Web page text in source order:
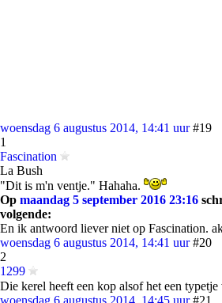
woensdag 6 augustus 2014, 14:41 uur #19
1
Fascination
La Bush
"Dit is m'n ventje." Hahaha.
Op maandag 5 september 2016 23:16
volgende:
En ik antwoord liever niet op Fascination.
woensdag 6 augustus 2014, 14:41 uur #20
2
1299
Die kerel heeft een kop alsof het een
woensdag 6 augustus 2014, 14:45 uur #21